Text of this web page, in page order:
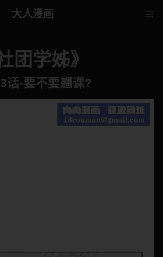
大人漫画
团学姊》
话-要不要翘课?